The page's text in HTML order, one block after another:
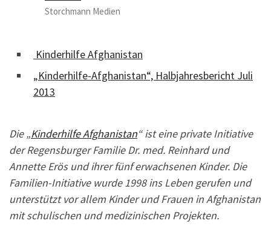
Storchmann Medien
Kinderhilfe Afghanistan
„Kinderhilfe-Afghanistan“, Halbjahresbericht Juli
2013
Die „Kinderhilfe Afghanistan“ ist eine private Initiative
der Regensburger Familie Dr. med. Reinhard und
Annette Erös und ihrer fünf erwachsenen Kinder. Die
Familien-Initiative wurde 1998 ins Leben gerufen und
unterstützt vor allem Kinder und Frauen in Afghanistan
mit schulischen und medizinischen Projekten.